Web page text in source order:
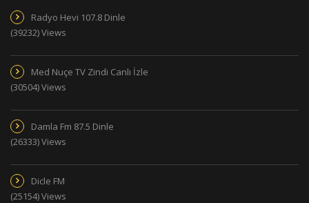
Radyo Hevi 107.8 Dinle
(39232) Views
Med Nuçe TV Zindi Canlı İzle
(30504) Views
Damla Fm 87.5 Dinle
(26333) Views
Dicle FM
(25154) Views